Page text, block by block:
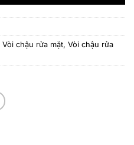
Vòi chậu rửa mặt, Vòi chậu rửa